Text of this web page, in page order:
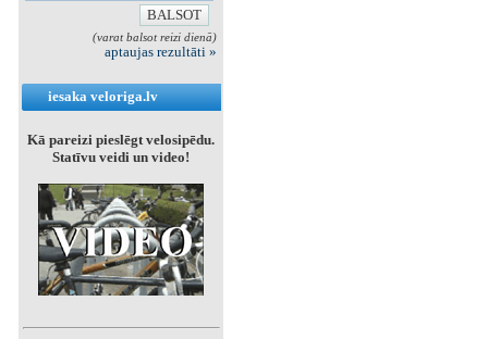
(varat balsot reizi dienā)
aptaujas rezultāti »
iesaka veloriga.lv
Kā pareizi pieslēgt velosipēdu.
Statīvu veidi un video!